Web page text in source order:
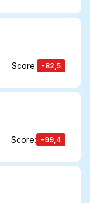
Score: -82,5
Score: -99,4